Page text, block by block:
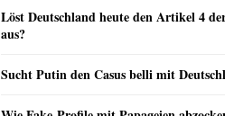
Löst Deutschland heute den Artikel 4
aus?
Sucht Putin den Casus belli mit